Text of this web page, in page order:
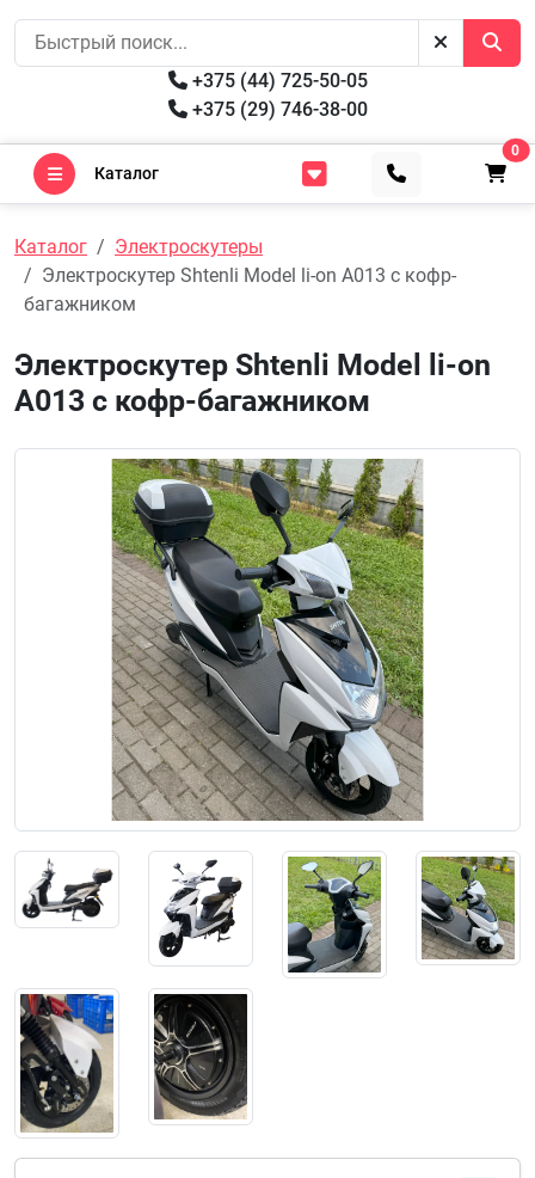
+375 (44) 725-50-05
+375 (29) 746-38-00
Каталог
0
Каталог
Электроскутеры
Электроскутер Shtenli Model li-on A013 с кофр-
багажником
Электроскутер Shtenli Model li-on
A013 с кофр-багажником